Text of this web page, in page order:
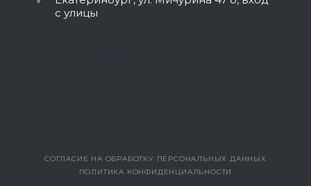
с улицы
>
СОГЛАСИЕ НА ОБРАБОТКУ ПЕРСОНАЛЬНЫХ ДАННЫХ
ПОЛИТИКА КОНФИДЕНЦИАЛЬНОСТИ